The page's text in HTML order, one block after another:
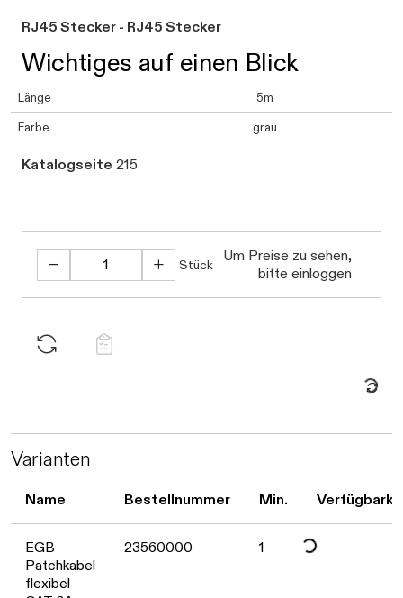
RJ45 Stecker - RJ45 Stecker
Wichtiges auf einen Blick
Länge 5m
Farbe grau
Katalogseite 215
Stück
Um Preise zu sehen,
bitte einloggen
Daten
Varianten
Name Bestellnummer Min.
EGB
Patchkabel
flexibel
23560000 1 Daten werden geladen. Bitte warten...